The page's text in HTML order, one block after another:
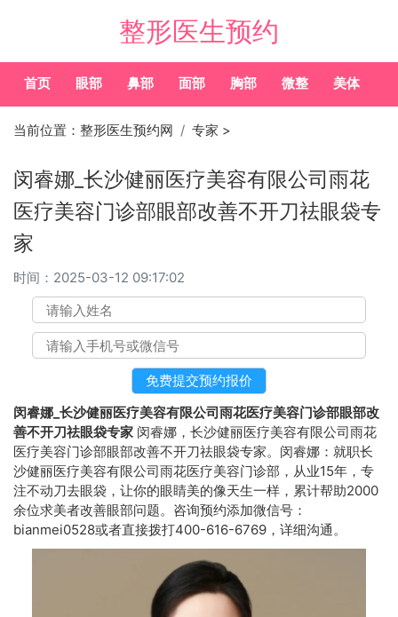
整形医生预约
首页 眼部 鼻部 面部 胸部 微整 美体
当前位置： 整形医生预约网 专家 >
闵睿娜_长沙健丽医疗美容有限公司雨花
医疗美容门诊部眼部改善不开刀祛眼袋专
家
时间： 2025-03-12 09:17:02
闵睿娜_长沙健丽医疗美容有限公司雨花医疗美容门诊部眼部改
善不开刀祛眼袋专家 闵睿娜，长沙健丽医疗美容有限公司雨花
医疗美容门诊部眼部改善不开刀祛眼袋专家。闵睿娜：就职长
沙健丽医疗美容有限公司雨花医疗美容门诊部，从业15年，专
注不动刀去眼袋，让你的眼睛美的像天生一样，累计帮助2000
余位求美者改善眼部问题。咨询预约添加微信号：
bianmei0528或者直接拨打400-616-6769，详细沟通。